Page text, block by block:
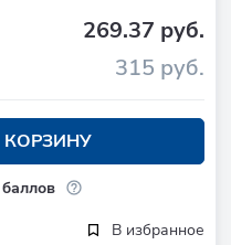
269.37 руб.
315 руб.
КОРЗИНУ
В избранное